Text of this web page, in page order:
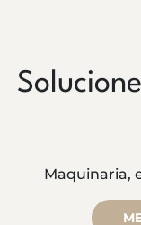
Maquinaria,